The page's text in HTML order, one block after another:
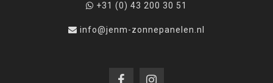
+31 (0) 43 200 30 51
info@jenm-zonnepanelen.nl